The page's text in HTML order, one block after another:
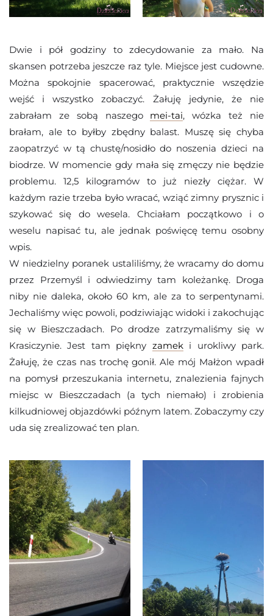
Dwie i pół godziny to zdecydowanie za mało. Na
skansen potrzeba jeszcze raz tyle. Miejsce jest cudowne.
Można spokojnie spacerować, praktycznie wszędzie
wejść i wszystko zobaczyć. Żałuję jedynie, że nie
zabrałam ze sobą naszego mei-tai, wózka też nie
brałam, ale to byłby zbędny balast. Muszę się chyba
zaopatrzyć w tą chustę/nosidło do noszenia dzieci na
biodrze. W momencie gdy mała się zmęczy nie będzie
problemu. 12,5 kilogramów to już niezły ciężar. W
każdym razie trzeba było wracać, wziąć zimny prysznic i
szykować się do wesela. Chciałam początkowo i o
weselu napisać tu, ale jednak poświęcę temu osobny
wpis.
W niedzielny poranek ustaliliśmy, że wracamy do domu
przez Przemyśl i odwiedzimy tam koleżankę. Droga
niby nie daleka, około 60 km, ale za to serpentynami.
Jechaliśmy więc powoli, podziwiając widoki i zakochując
się w Bieszczadach. Po drodze zatrzymaliśmy się w
Krasiczynie. Jest tam piękny zameki urokliwy park.
Żałuję, że czas nas trochę gonił. Ale mój Małżon wpadł
na pomysł przeszukania internetu, znalezienia fajnych
miejsc w Bieszczadach (a tych niemało) i zrobienia
kilkudniowej objazdówki późnym latem. Zobaczymy czy
uda się zrealizować ten plan.